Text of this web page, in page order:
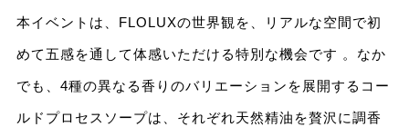
本イベントは、FLOLUXの世界観を、リアルな空間で初
めて五感を通して体感いただける特別な機会です 。なか
でも、4種の異なる香りのバリエーションを展開するコー
ルドプロセスソープは、それぞれ天然精油を贅沢に調香